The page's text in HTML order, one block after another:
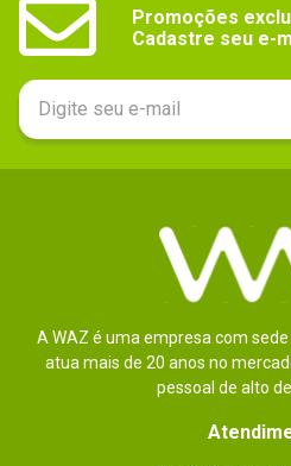
Promoções
Cadastre seu e-
A WAZ é uma empresa com
atua mais de 20 anos no
pessoal de alto